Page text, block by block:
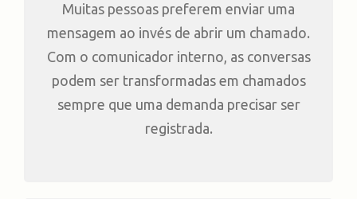
Muitas pessoas preferem enviar uma
mensagem ao invés de abrir um chamado.
Com o comunicador interno, as conversas
podem ser transformadas em chamados
sempre que uma demanda precisar ser
registrada.